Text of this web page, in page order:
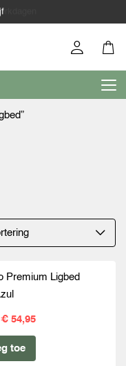
Premium Ligbed
€ 54,95
toe